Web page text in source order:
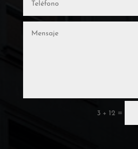
3 + 12 =